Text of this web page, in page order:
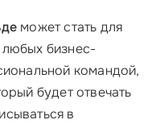
может стать для
бизнес-
командой,
будет отвечать
в